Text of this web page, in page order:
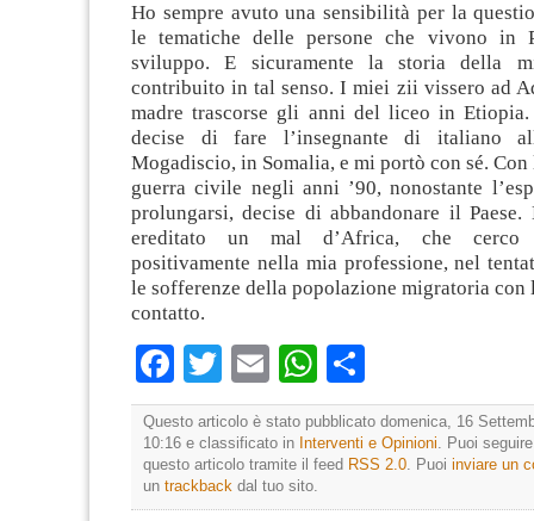
Ho sempre avuto una sensibilità per la
le tematiche delle persone che vivono in
sviluppo. E sicuramente la storia della
contribuito in tal senso. I miei zii vissero ad
madre trascorse gli anni del liceo in
decise di fare l’insegnante di italiano
Mogadiscio, in Somalia, e mi portò con sé.
guerra civile negli anni ’90, nonostante
prolungarsi, decise di abbandonare il Paese.
ereditato un mal d’Africa, che cerco
positivamente nella mia professione, nel
le sofferenze della popolazione migratoria con
contatto.
Facebook
TwitterEmailWhatsApp
Questo articolo è stato pubblicato domenica, 16
10:16 e classificato in Interventi e Opinioni. Puoi
questo articolo tramite il feed RSS 2.0. Puoi inviare un
un trackback dal tuo sito.